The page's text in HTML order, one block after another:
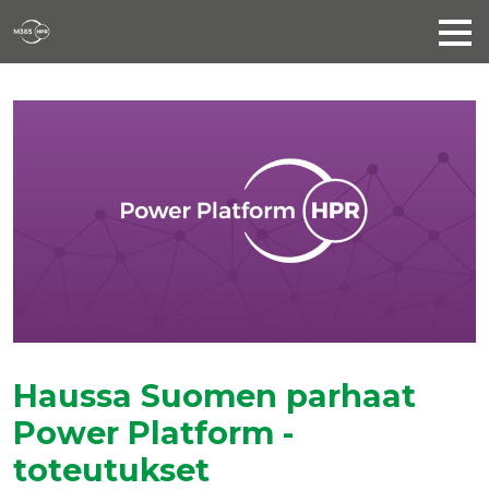
Haussa Suomen parhaat
Power Platform -
toteutukset